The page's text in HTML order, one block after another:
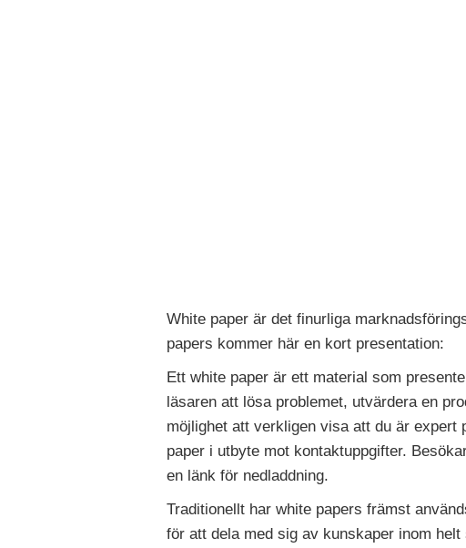
White paper är det finurliga
papers kommer här en kort presentation:
Ett white paper är ett material som
läsaren att lösa problemet, utvärdera en
möjlighet att verkligen visa att du är expert
paper i utbyte mot kontaktuppgifter.
en länk för nedladdning.
Traditionellt har white papers främst
för att dela med sig av kunskaper inom